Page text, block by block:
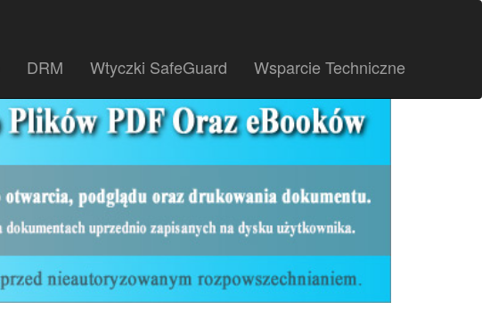
DRM Wtyczki SafeGuard Wsparcie Techniczne